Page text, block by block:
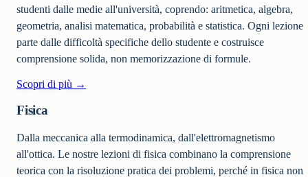
studenti dalle medie all'università, coprendo: aritmetica, algebra,
geometria, analisi matematica, probabilità e statistica. Ogni lezione
parte dalle difficoltà specifiche dello studente e costruisce
comprensione solida, non memorizzazione di formule.
Scopri di più →
Fisica
Dalla meccanica alla termodinamica, dall'elettromagnetismo
all'ottica. Le nostre lezioni di fisica combinano la comprensione
teorica con la risoluzione pratica dei problemi, perché in fisica non